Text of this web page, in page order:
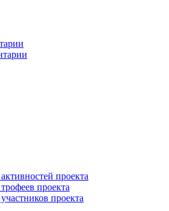
проекта
проекта
проекта